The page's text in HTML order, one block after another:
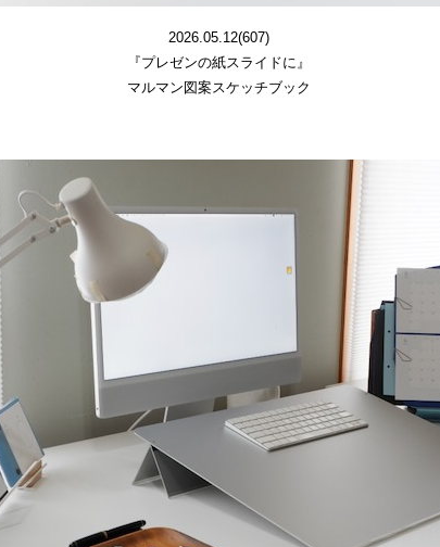
2026.05.12(607)
『プレゼンの紙スライドに』
マルマン図案スケッチブック